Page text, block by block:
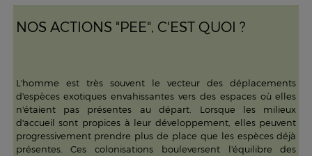
NOS ACTIONS "PEE", C'EST QUOI ?
L'homme est très souvent le vecteur des déplacements
d'espèces exotiques envahissantes vers des espaces où elles
n'étaient pas présentes au départ. Lorsque les milieux
d'accueil sont propices à leur développement, elles peuvent
progressivement prendre plus de place que les espèces déjà
présentes. Ces colonisations bouleversent l'équilibre des